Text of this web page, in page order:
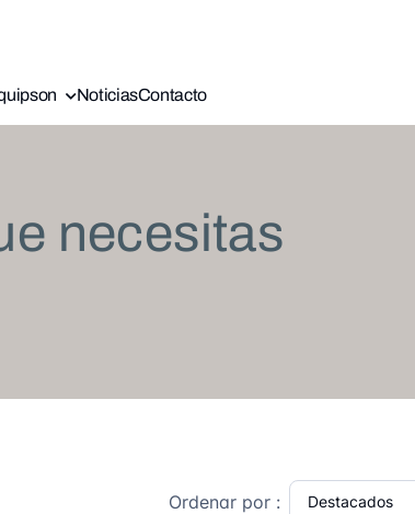
NoticiasContacto
necesitas
Ordenar por :